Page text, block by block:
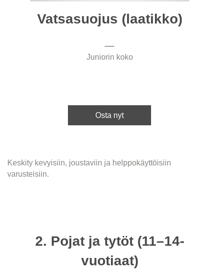
Vatsasuojus (laatikko)
Juniorin koko
Osta nyt
Keskity kevyisiin, joustaviin ja helppokäyttöisiin
varusteisiin.
2. Pojat ja tytöt (11–14-
vuotiaat)